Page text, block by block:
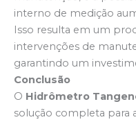
interno de medição
Isso resulta em um
intervenções de
garantindo um
Conclusão
O Hidrômetro
solução completa para